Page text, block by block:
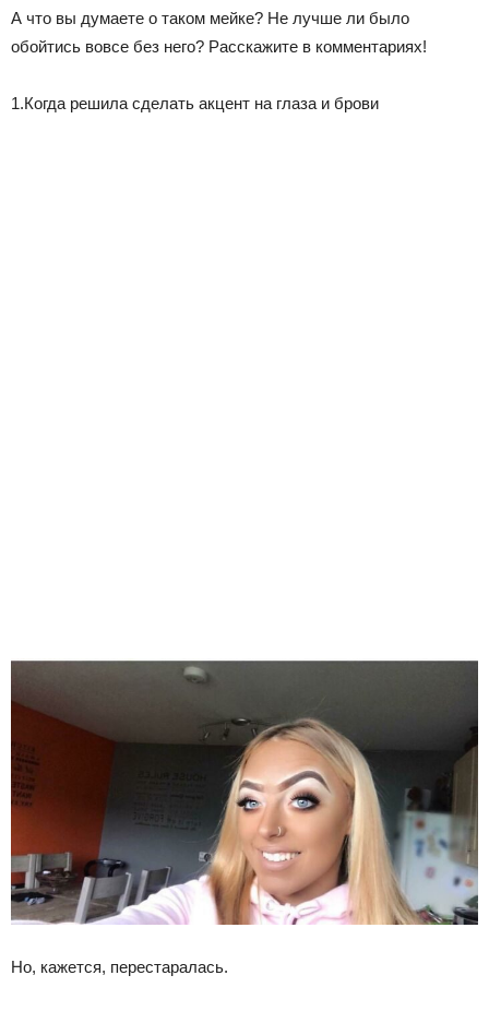
А что вы думаете о таком мейке? Не лучше ли было
обойтись вовсе без него? Расскажите в комментариях!
1.Когда решила сделать акцент на глаза и брови
Но, кажется, перестаралась.